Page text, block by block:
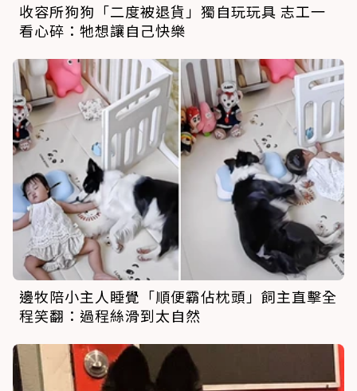
收容所狗狗「二度被退貨」獨自玩玩具 志工一
看心碎：牠想讓自己快樂
邊牧陪小主人睡覺「順便霸佔枕頭」飼主直擊全
程笑翻：過程絲滑到太自然